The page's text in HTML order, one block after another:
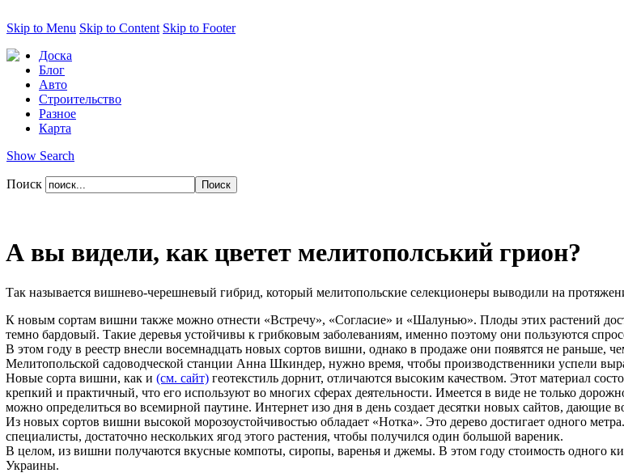
Skip to Menu Skip to Content Skip to Footer
Доска
Блог
Авто
Строительство
Разное
Карта
Show Search
Поиск
А вы видели, как цветет мелитополський грион?
Так называется вишнево-черешневый гибрид, который мелитопольские селекционеры выводили на
К новым сортам вишни также можно отнести «Встречу», «Согласие» и «Шалунью». Плоды этих растений
темно бардовый. Такие деревья устойчивы к грибковым заболеваниям, именно поэтому они пользуются
В этом году в реестр внесли восемнадцать новых сортов вишни, однако в продаже они появятся не раньше,
Мелитопольской садоводческой станции Анна Шкиндер, нужно время, чтобы производственники успели
Новые сорта вишни, как и (см. сайт) геотекстиль дорнит, отличаются высоким качеством. Этот материал
крепкий и практичный, что его используют во многих сферах деятельности. Имеется в виде не только
можно определиться во всемирной паутине. Интернет изо дня в день создает десятки новых сайтов,
Из новых сортов вишни высокой морозоустойчивостью обладает «Нотка». Это дерево достигает одного
специалисты, достаточно нескольких ягод этого растения, чтобы получился один большой вареник.
В целом, из вишни получаются вкусные компоты, сиропы, варенья и джемы. В этом году стоимость одного
Украины.